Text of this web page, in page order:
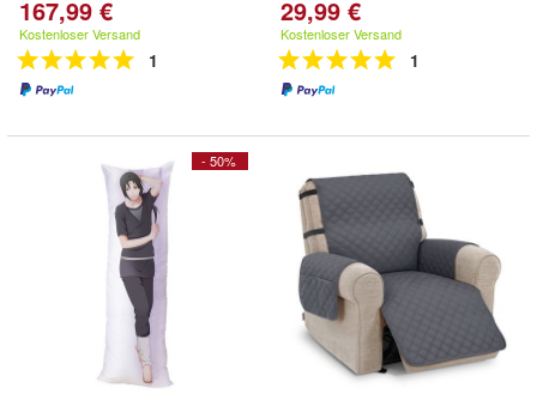
167,99 €
Kostenloser Versand
1
29,99 €
Kostenloser Versand
1
- 50%